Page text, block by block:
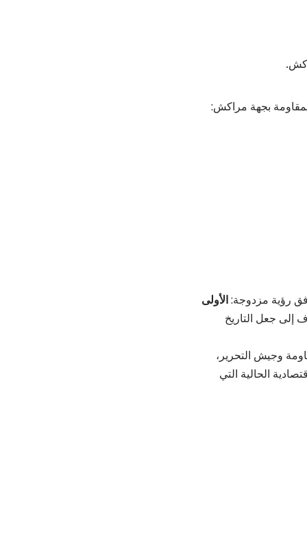
بجهة مراكش:
رؤية مزدوجة: الأولى
إلى جعل التاريخ
وجيش التحرير،
الحالية التي